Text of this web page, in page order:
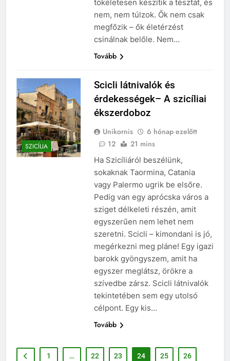
tökéletesen készítik a tésztát, és
nem, nem túlzok. Ők nem csak
megfőzik – ők életérzést
csinálnak belőle. Nem…
Tovább
SZICÍLIA
Scicli látnivalók és
érdekességek– A szicíliai
ékszerdoboz
Unikornis
6 hónap ezelőtt
12
21 mins
Ha Szicíliáról beszélünk,
sokaknak Taormina, Catania
vagy Palermo ugrik be elsőre.
Pedig van egy aprócska város a
sziget délkeleti részén, amit
egyszerűen nem lehet nem
szeretni. Scicli – kimondani is jó,
megérkezni meg pláne! Egy igazi
barokk gyöngyszem, amit ha
egyszer meglátsz, örökre a
szívedbe zársz. Scicli látnivalók
tekintetében sem egy utolsó
célpont. Egy kis…
Tovább
1 … 22 23 24 25 26